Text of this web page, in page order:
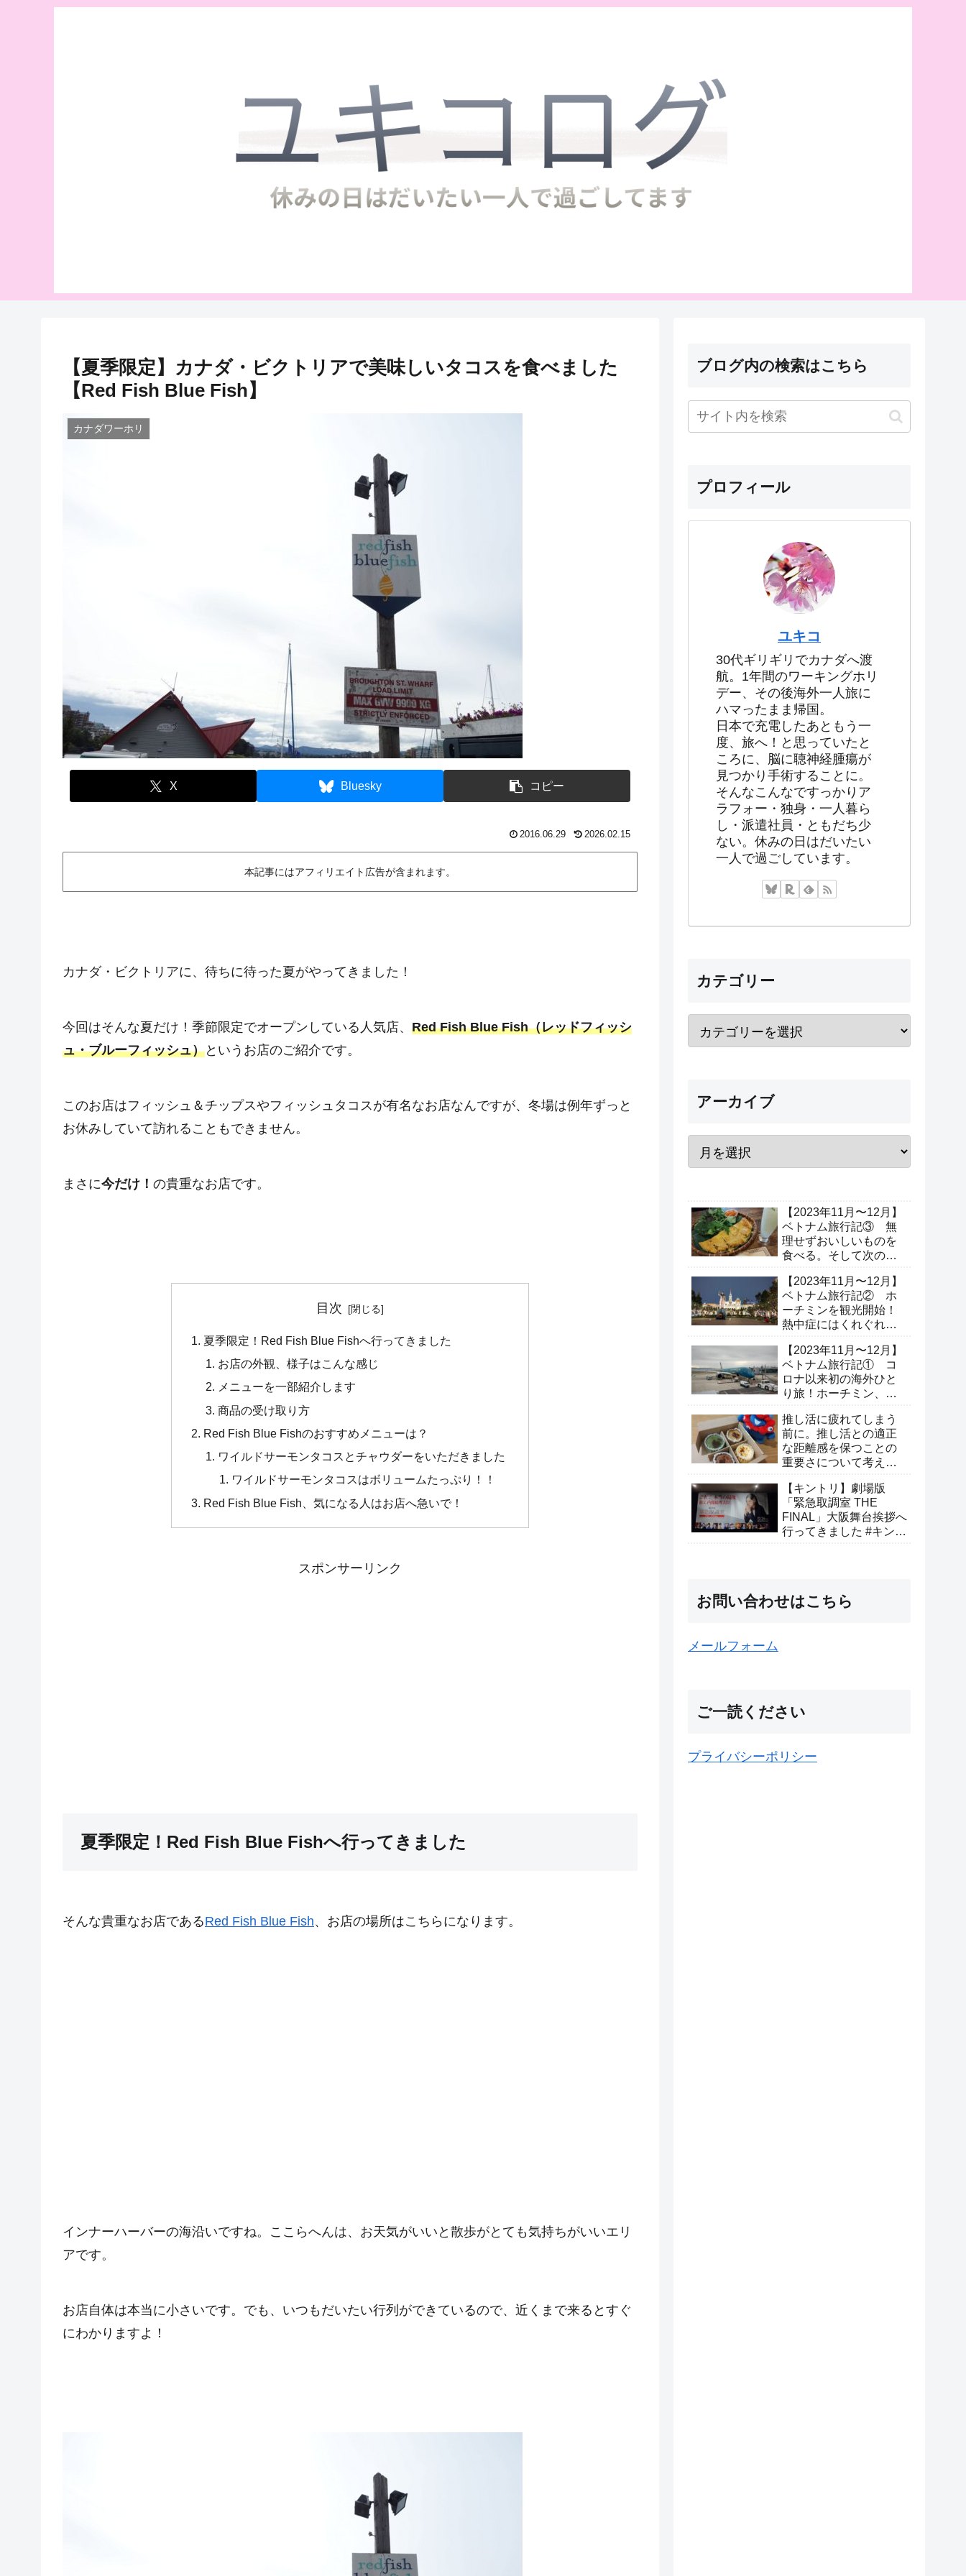
【夏季限定】カナダ・ビクトリアで美味しいタコスを食べました
【Red Fish Blue Fish】
カナダワーホリ
X Bluesky コピー
2016.06.29 2026.02.15
本記事にはアフィリエイト広告が含まれます。
カナダ・ビクトリアに、待ちに待った夏がやってきました！
今回はそんな夏だけ！季節限定でオープンしている人気店、 Red Fish Blue Fish（レッドフィッシ
ュ・ブルーフィッシュ）というお店のご紹介です。
このお店はフィッシュ＆チップスやフィッシュタコスが有名なお店なんですが、冬場は例年ずっと
お休みしていて訪れることもできません。
まさに今だけ！ の貴重なお店です。
目次
夏季限定！Red Fish Blue Fishへ行ってきました
お店の外観、様子はこんな感じ
メニューを一部紹介します
商品の受け取り方
Red Fish Blue Fishのおすすめメニューは？
ワイルドサーモンタコスとチャウダーをいただきました
ワイルドサーモンタコスはボリュームたっぷり！！
Red Fish Blue Fish、気になる人はお店へ急いで！
スポンサーリンク
夏季限定！Red Fish Blue Fishへ行ってきました
そんな貴重なお店であるRed Fish Blue Fish、お店の場所はこちらになります。
インナーハーバーの海沿いですね。ここらへんは、お天気がいいと散歩がとても気持ちがいいエリ
アです。
お店自体は本当に小さいです。でも、いつもだいたい行列ができているので、近くまで来るとすぐ
にわかりますよ！
ブログ内の検索はこちら
プロフィール
ユキコ
30代ギリギリでカナダへ渡
航。1年間のワーキングホリ
デー、その後海外一人旅に
ハマったまま帰国。
日本で充電したあともう一
度、旅へ！と思っていたと
ころに、脳に聴神経腫瘍が
見つかり手術することに。
そんなこんなですっかりア
ラフォー・独身・一人暮ら
し・派遣社員・ともだち少
ない。休みの日はだいたい
一人で過ごしています。
カテゴリー
アーカイブ
【2023年11月〜12月】
ベトナム旅行記③ 無
理せずおいしいものを
食べる。そして次の場
日目）
【2023年11月〜12月】
ベトナム旅行記② ホ
ーチミンを観光開始！
熱中症にはくれぐれも
【2023年11月〜12月】
ベトナム旅行記① コ
ロナ以来初の海外ひと
り旅！ホーチミン、ホ
日目）
推し活に疲れてしまう
前に。推し活との適正
な距離感を保つことの
重要さについて考えて
【キントリ】劇場版
「緊急取調室 THE
FINAL」大阪舞台挨拶へ
行ってきました #キント
お問い合わせはこちら
メールフォーム
ご一読ください
プライバシーポリシー